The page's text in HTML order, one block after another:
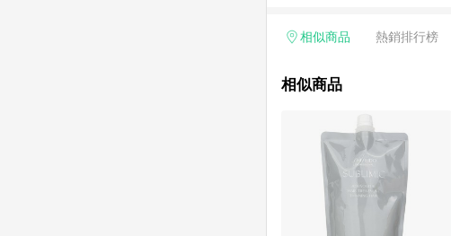
相似商品 熱銷排行榜
相似商品